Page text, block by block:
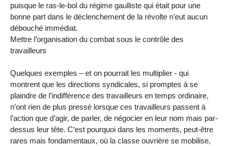
puisque le ras-le-bol du régime gaulliste qui était pour une
bonne part dans le déclenchement de la révolte n’eut aucun
débouché immédiat.
Mettre l’organisation du combat sous le contrôle des
travailleurs
Quelques exemples – et on pourrait les multiplier - qui
montrent que les directions syndicales, si promptes à se
plaindre de l’indifférence des travailleurs en temps ordinaire,
n’ont rien de plus pressé lorsque ces travailleurs passent à
l’action que d’agir, de parler, de négocier en leur nom mais par-
dessus leur tête. C’est pourquoi dans les moments, peut-être
rares mais fondamentaux, où la classe ouvrière se mobilise,